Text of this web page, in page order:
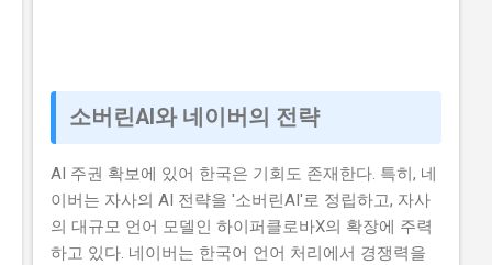
소버린AI와 네이버의 전략
AI 주권 확보에 있어 한국은 기회도 존재한다. 특히, 네
이버는 자사의 AI 전략을 '소버린AI'로 정립하고, 자사
의 대규모 언어 모델인 하이퍼클로바X의 확장에 주력
하고 있다. 네이버는 한국어 언어 처리에서 경쟁력을